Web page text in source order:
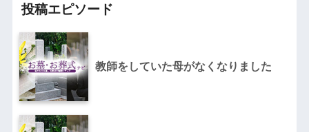
投稿エピソード
教師をしていた母がなくなりました